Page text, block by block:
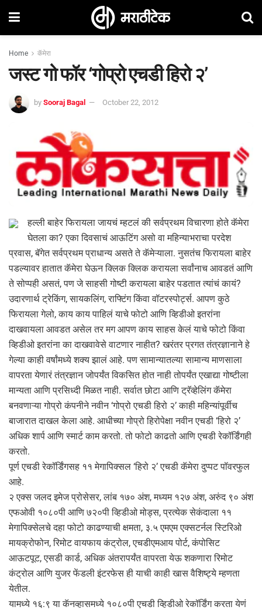
Home कॅमेरा
जस्ट गो फॉर ‘गोप्रो एचडी हिरो २’
by Sooraj Bagal October 22, 2012
हल्ली बाहेर फिरायला जायचं म्हटलं की सर्वप्रथम विचारणा होते कॅमेरा
घेतला का? एका दिवसाचं आऊटिंग असो वा महिन्याभराचा परदेश
प्रवास, बॅगेत सर्वप्रथम प्राधान्य असते ते कॅमेऱ्याला. नुसतंच फिरायला बाहेर
पडल्यावर हातात कॅमेरा घेऊन क्लिक क्लिक करायला सर्वांनाच आवडतं आणि
ते सोप्पही असतं, पण जे साहसी गोष्टी करायला बाहेर पडतात त्यांचं कायं?
उदारणार्थ ट्रेकिंग, सायकलिंग, राफ्टिंग किंवा वॉटरस्पोर्ट्स. आपण कुठे
फिरायला गेलो, काय काय पाहिलं याचे फोटो आणि व्हिडीओ इतरांना
दाखवायला आवडत असेल तर मग आपण काय साहस केलं याचे फोटो किंवा
व्हिडीओ इतरांना का दाखवावेसे वाटणार नाहीत? खरंतर प्रगत तंत्रज्ञानाने हे
गेल्या काही वर्षांमध्ये शक्य झालं आहे. पण सामान्यातल्या सामान्य माणसाला
वापरता येणारं तंत्रज्ञान जोपर्यंत विकसित होत नाही तोपर्यंत एखाद्या गोष्टीला
मान्यता आणि प्रसिध्दी मिळत नाही. सर्वात छोटा आणि ट्रॅव्हेलिंग कॅमेरा
बनवणाऱ्या गोप्रो कंपनीने नवीन ‘गोप्रो एचडी हिरो २’ काही महिन्यांपूर्वीच
बाजारात दाखल केला आहे. आधीच्या गोप्रो हिरोपेक्षा नवीन एचडी ‘हिरो २’
अधिक शार्प आणि स्मार्ट काम करतो. तो फोटो काढतो आणि एचडी रेकॉर्डिंगही
करतो.
पूर्ण एचडी रेकॉर्डिंगसह ११ मेगापिक्सल ‘हिरो २’ एचडी कॅमेरा दुप्पट पॉवरफुल
आहे.
२ एक्स जलद इमेज प्रोसेसर, लांब १७० अंश, मध्यम १२७ अंश, अरुंद ९० अंश
एफओवी १०८०पी आणि ७२०पी व्हिडीओ मोड्स, प्रत्येक सेकंदाला ११
मेगापिक्सेलचे दहा फोटो काढण्याची क्षमता, ३.५ एमएम एक्सटर्नल स्टिरिओ
मायक्रोफोन, रिमोट वायफाय कंट्रोल, एचडीएमआय पोर्ट, कंपोसिट
आऊटपूट, एसडी कार्ड, अधिक अंतरापर्यंत वापरता येऊ शकणारा रिमोट
कंट्रोल आणि युजर फेंडली इंटरफेस ही याची काही खास वैशिष्ट्ये म्हणता
येतील.
यामध्ये १६:९ या कॅनव्हासमध्ये १०८०पी एचडी व्हिडीओ रेकॉर्डिंग करता येणं